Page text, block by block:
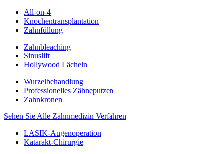
All-on-4
Knochentransplantation
Zahnfüllung
Zahnbleaching
Sinuslift
Hollywood Lächeln
Wurzelbehandlung
Professionelles Zähneputzen
Zahnkronen
Sehen Sie Alle Zahnmedizin Verfahren
LASIK-Augenoperation
Katarakt-Chirurgie